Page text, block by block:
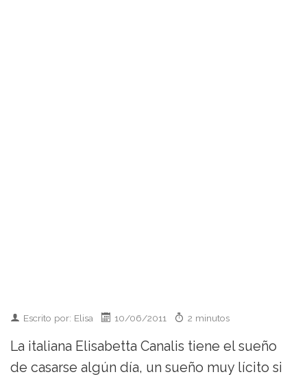
Escrito por: Elisa 10/06/2011 2 minutos
La italiana Elisabetta Canalis tiene el sueño
de casarse algún día, un sueño muy lícito si